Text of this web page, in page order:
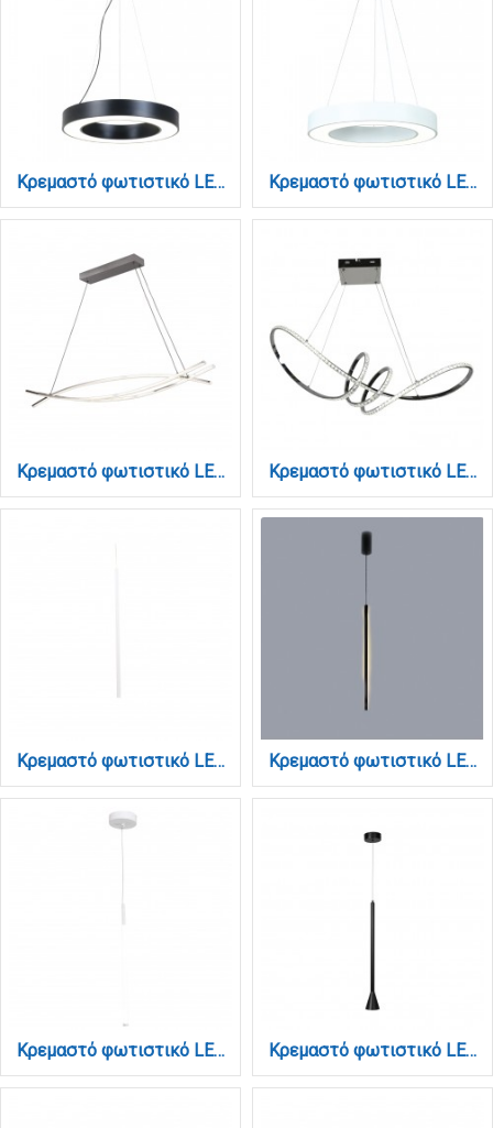
Κρεμαστό φωτιστικό LED 70W 4000K σε μαύρη απόχρωση D:120cm (6171-120-BL) Κρεμαστό φωτιστικό LED 70W σε λευκή απόχρωση D:120cm (6171-120-WH)
Κρεμαστό φωτιστικό LED 75W 3CCT (by switch on base) σε χρώμιο D:120cm (6093-Chrome) Κρεμαστό φωτιστικό LED 75W 4000K από χρώμιο αλουμίνιο και κρύσταλλα D:90cm (6182-Χρώμιο)
Κρεμαστό φωτιστικό LED 7W 3000K από λευκό μέταλλο και ακρυλικό D:60cm (6023-White) Κρεμαστό φωτιστικό LED 7W 3000K από μαύρο μέταλλο και ακρυλικό D:60cm (6023-Black)
Κρεμαστό φωτιστικό LED 7W 3000K από μέταλλο D:60cm (6070-White) Κρεμαστό φωτιστικό LED 7W 3000K σε μαύρη απόχρωση D:60cm (4051-BL)